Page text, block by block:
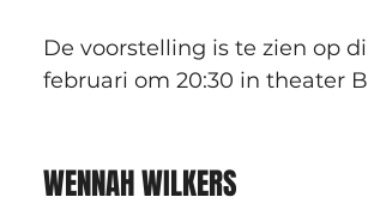
De voorstelling is te zien op
februari om 20:30 in theater
WENNAH WILKERS